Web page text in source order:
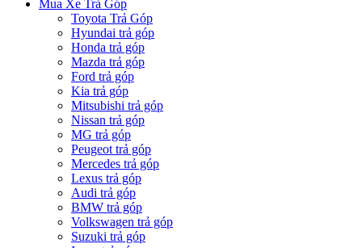
Mua Xe Trả Góp
Toyota Trả Góp
Hyundai trả góp
Honda trả góp
Mazda trả góp
Ford trả góp
Kia trả góp
Mitsubishi trả góp
Nissan trả góp
MG trả góp
Peugeot trả góp
Mercedes trả góp
Lexus trả góp
Audi trả góp
BMW trả góp
Volkswagen trả góp
Suzuki trả góp